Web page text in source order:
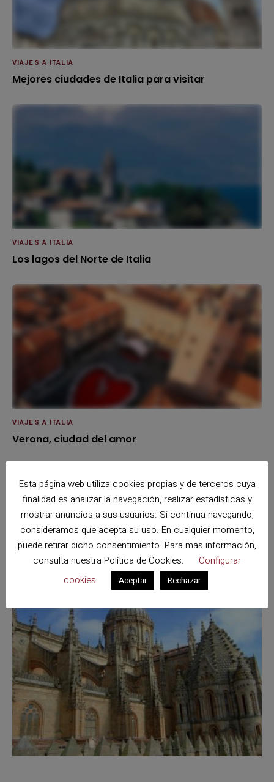
VIAJES A ITALIA
Mejores ciudades de Italia para visitar
VIAJES A ITALIA
Los lagos del Norte de Italia
VIAJES A ITALIA
Verona, ciudad del amor
Search
for:
¿Buscas viajes por España?
Esta página web utiliza cookies propias y de terceros cuya
finalidad es analizar la navegación, realizar estadísticas y
mostrar anuncios a sus usuarios. Si continua navegando,
consideramos que acepta su uso. En cualquier momento,
puede retirar dicho consentimiento. Para más información,
consulta nuestra Política de Cookies.
Configurar
cookies
Aceptar Rechazar